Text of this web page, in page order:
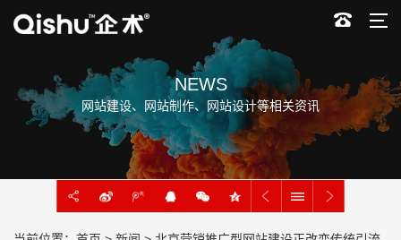
NEWS
网站建设、网站制作、网站设计等相关资讯